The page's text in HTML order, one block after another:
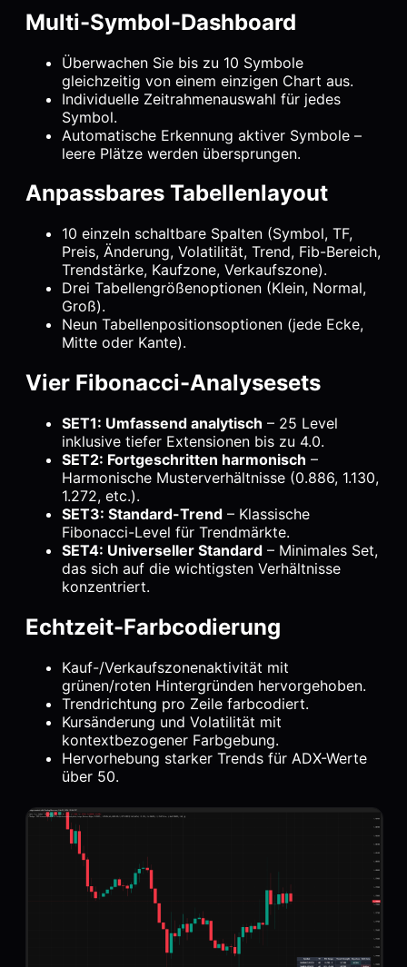
Multi-Symbol-Dashboard
Überwachen Sie bis zu 10 Symbole
gleichzeitig von einem einzigen Chart aus.
Individuelle Zeitrahmenauswahl für jedes
Symbol.
Automatische Erkennung aktiver Symbole –
leere Plätze werden übersprungen.
Anpassbares Tabellenlayout
10 einzeln schaltbare Spalten (Symbol, TF,
Preis, Änderung, Volatilität, Trend, Fib-Bereich,
Trendstärke, Kaufzone, Verkaufszone).
Drei Tabellengrößenoptionen (Klein, Normal,
Groß).
Neun Tabellenpositionsoptionen (jede Ecke,
Mitte oder Kante).
Vier Fibonacci-Analysesets
SET1: Umfassend analytisch – 25 Level
inklusive tiefer Extensionen bis zu 4.0.
SET2: Fortgeschritten harmonisch –
Harmonische Musterverhältnisse (0.886, 1.130,
1.272, etc.).
SET3: Standard-Trend – Klassische
Fibonacci-Level für Trendmärkte.
SET4: Universeller Standard – Minimales Set,
das sich auf die wichtigsten Verhältnisse
konzentriert.
Echtzeit-Farbcodierung
Kauf-/Verkaufszonenaktivität mit
grünen/roten Hintergründen hervorgehoben.
Trendrichtung pro Zeile farbcodiert.
Kursänderung und Volatilität mit
kontextbezogener Farbgebung.
Hervorhebung starker Trends für ADX-Werte
über 50.